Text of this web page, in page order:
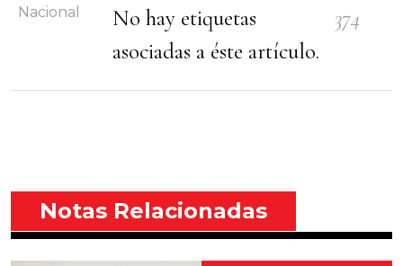
Nacional
No hay etiquetas
asociadas a éste artículo.
374
Notas Relacionadas